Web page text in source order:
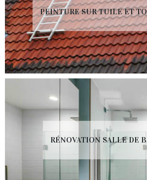
PEINTURE SUR TUILE ET
RÉNOVATION SALLE DE